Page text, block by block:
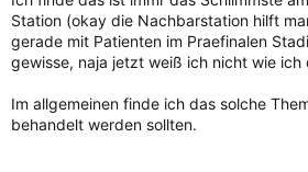
Station (okay die Nachbarstation hilft
gerade mit Patienten im Praefinalen
gewisse, naja jetzt weiß ich nicht wie ich
Im allgemeinen finde ich das solche
behandelt werden sollten.